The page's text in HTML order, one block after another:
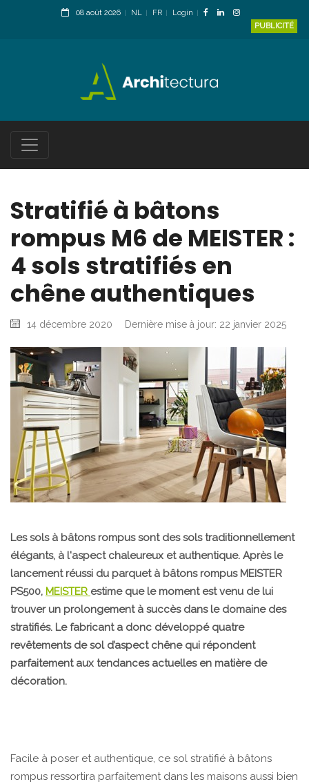
08 août 2026 NL FR
Login
PUBLICITÉ
Stratifié à bâtons
rompus M6 de MEISTER :
4 sols stratifiés en
chêne authentiques
14 décembre 2020 Dernière mise à jour: 22 janvier 2025
Les sols à bâtons rompus sont des sols traditionnellement
élégants, à l'aspect chaleureux et authentique. Après le
lancement réussi du parquet à bâtons rompus MEISTER
PS500, MEISTER estime que le moment est venu de lui
trouver un prolongement à succès dans le domaine des
stratifiés. Le fabricant a donc développé quatre
revêtements de sol d’aspect chêne qui répondent
parfaitement aux tendances actuelles en matière de
décoration.
Facile à poser et authentique, ce sol stratifié à bâtons
rompus ressortira parfaitement dans les maisons aussi bien